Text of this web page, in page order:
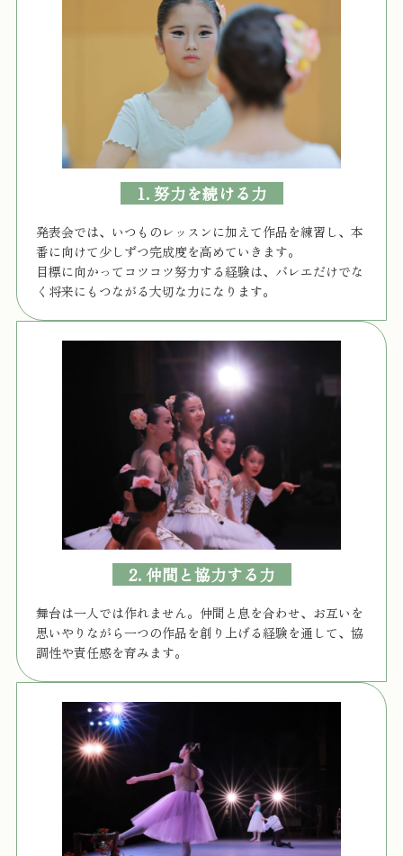
1. 努力を続ける力
発表会では、いつものレッスンに加えて作品を練習し、本
番に向けて少しずつ完成度を高めていきます。
目標に向かってコツコツ努力する経験は、バレエだけでな
く将来にもつながる大切な力になります。
2. 仲間と協力する力
舞台は一人では作れません。仲間と息を合わせ、お互いを
思いやりながら一つの作品を創り上げる経験を通して、協
調性や責任感を育みます。